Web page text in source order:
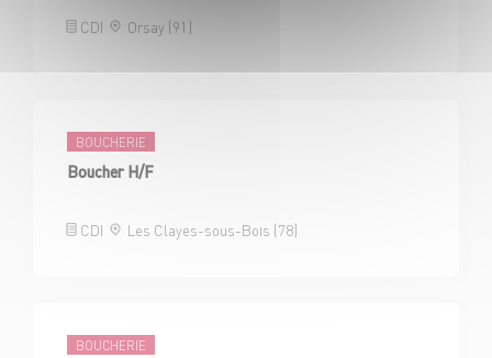
CDI Orsay (91)
BOUCHERIE
Boucher H/F
CDI Les Clayes-sous-Bois (78)
BOUCHERIE